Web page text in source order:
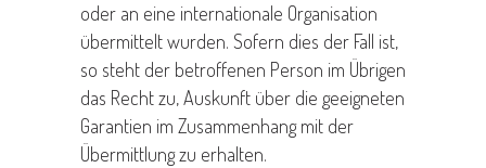
oder an eine internationale Organisation
übermittelt wurden. Sofern dies der Fall ist,
so steht der betroffenen Person im Übrigen
das Recht zu, Auskunft über die geeigneten
Garantien im Zusammenhang mit der
Übermittlung zu erhalten.